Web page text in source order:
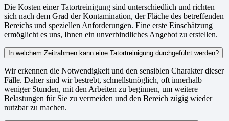
Die Kosten einer Tatortreinigung sind unterschiedlich und richten
sich nach dem Grad der Kontamination, der Fläche des betreffenden
Bereichs und speziellen Anforderungen. Eine erste Einschätzung
ermöglicht es uns, Ihnen ein unverbindliches Angebot zu erstellen.
In welchem Zeitrahmen kann eine Tatortreinigung durchgeführt werden?
Wir erkennen die Notwendigkeit und den sensiblen Charakter dieser
Fälle. Daher sind wir bestrebt, schnellstmöglich, oft innerhalb
weniger Stunden, mit den Arbeiten zu beginnen, um weitere
Belastungen für Sie zu vermeiden und den Bereich zügig wieder
nutzbar zu machen.